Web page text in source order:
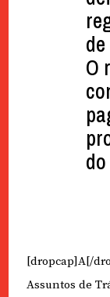
O
[dropcap]A[/
Assuntos de